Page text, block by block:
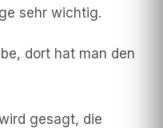
sehr wichtig.
dort hat man den
gesagt, die